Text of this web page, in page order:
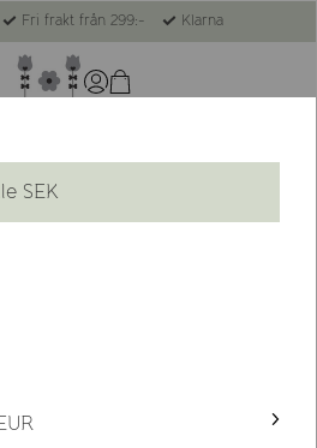
Fri frakt från 299:- Klarna
SEK